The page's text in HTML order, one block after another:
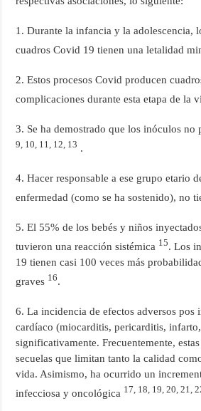
1. Durante la infancia y la adolescencia,
cuadros Covid 19 tienen una letalidad
2. Estos procesos Covid producen
complicaciones durante esta etapa de la
3. Se ha demostrado que los inóculos no
9, 10, 11, 12, 13 .
4. Hacer responsable a ese grupo etario
enfermedad (como se ha sostenido), no
5. El 55% de los bebés y niños
tuvieron una reacción sistémica 15. Los
19 tienen casi 100 veces más
graves 16.
6. La incidencia de efectos adversos pos
cardíaco (miocarditis, pericarditis,
significativamente. Frecuentemente,
secuelas que limitan tanto la calidad
vida. Asimismo, ha ocurrido un
infecciosa y oncológica 17, 18, 19, 20, 21,